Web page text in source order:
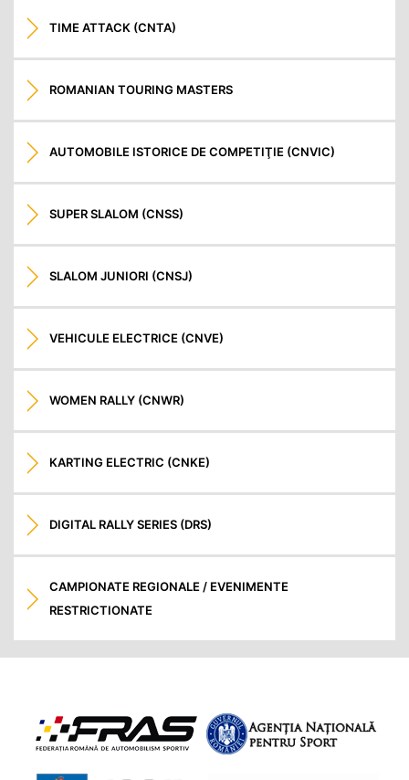
TIME ATTACK (CNTA)
ROMANIAN TOURING MASTERS
AUTOMOBILE ISTORICE DE COMPETIŢIE (CNVIC)
SUPER SLALOM (CNSS)
SLALOM JUNIORI (CNSJ)
VEHICULE ELECTRICE (CNVE)
WOMEN RALLY (CNWR)
KARTING ELECTRIC (CNKE)
DIGITAL RALLY SERIES (DRS)
CAMPIONATE REGIONALE / EVENIMENTE
RESTRICTIONATE